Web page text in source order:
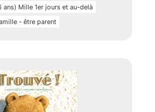
ans) Mille 1er jours et au-delà
- être parent